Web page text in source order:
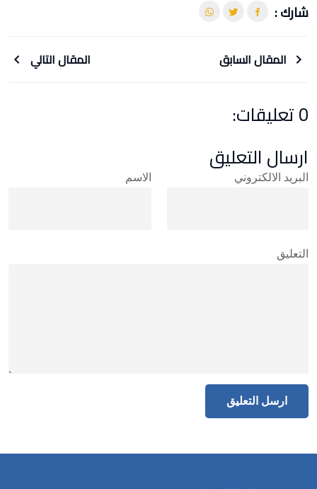
شارك :
المقال السابق المقال التالي
0 تعليقات:
ارسال التعليق
الاسم البريد الالكتروني
التعليق